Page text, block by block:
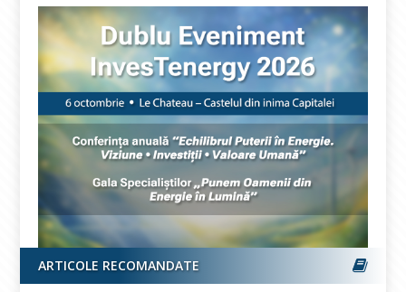
ARTICOLE RECOMANDATE